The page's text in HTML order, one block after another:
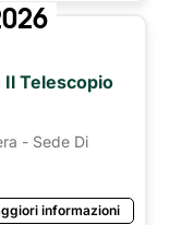
Il Telescopio
- Sede Di
informazioni